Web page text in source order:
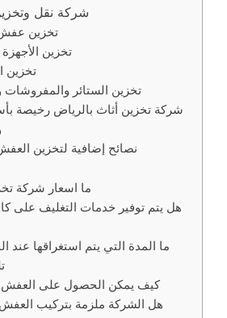
شركة نقل
تخزين
1. تخزين
2.
3. تخزين الستائر
شركة تخزين أثاث بالرياض رخيصة
نصائح إضافية لتخزين
ما اسعار شركة
هل يتم توفير خدمات التغليف على
ما المدة التي يتم استغراقها
كيف يمكن الحصول على العفش
هل الشركة ملزمة بتركيب